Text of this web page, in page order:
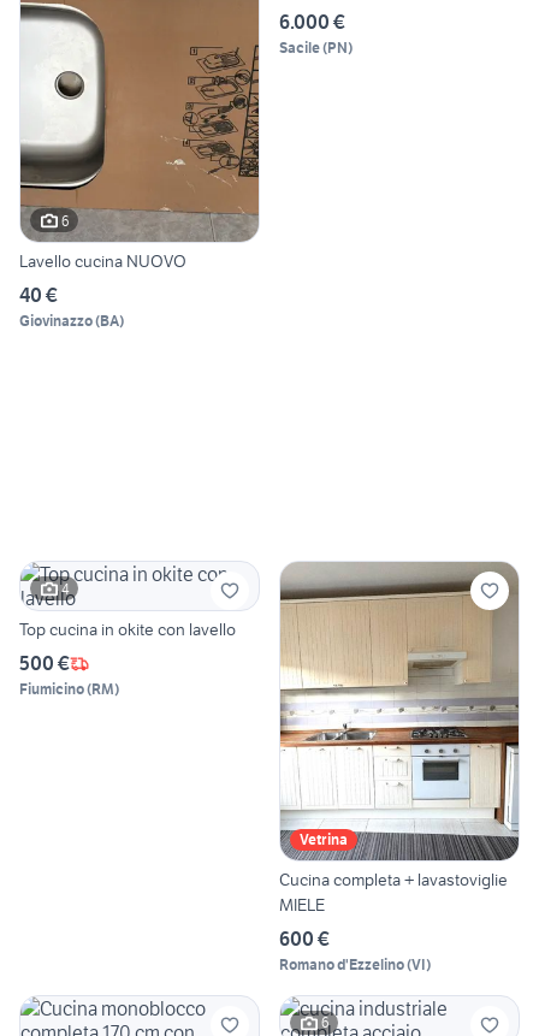
6
Lavello cucina NUOVO
40 €
Giovinazzo(BA)
6.000 €
Sacile(PN)
4
Top cucina in okite con lavello
500 €
Fiumicino(RM)
Vetrina
Cucina completa + lavastoviglie
MIELE
600 €
Romano d'Ezzelino(VI)
6